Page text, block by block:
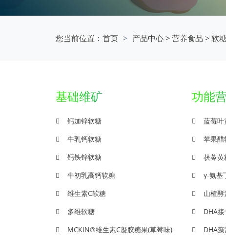
您当前位置： 首页 产品中心>营养食品 >软
基础维矿
钙加锌软糖
牛乳钙软糖
钙铁锌软糖
牛初乳高钙软糖
维生素C软糖
多维软糖
MCKIN®维生素C凝胶糖果(草莓味)
功能
蓝莓叶
苹果醋
茯苓黄
γ-氨基
山楂
DHA
DHA